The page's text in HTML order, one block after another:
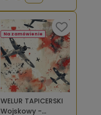
WELUR TAPICERSKI
Wojskowy -
Na zamówienie